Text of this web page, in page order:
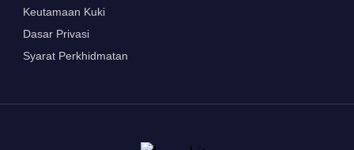
Keutamaan Kuki
Dasar Privasi
Syarat Perkhidmatan